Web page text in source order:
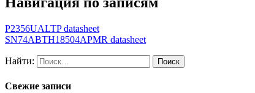
P2356UALTP datasheet
SN74ABTH18504APMR datasheet
Найти:
Свежие записи